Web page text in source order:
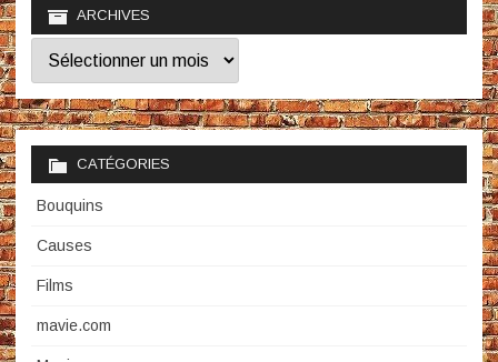
ARCHIVES
Archives
CATÉGORIES
Bouquins
Causes
Films
mavie.com